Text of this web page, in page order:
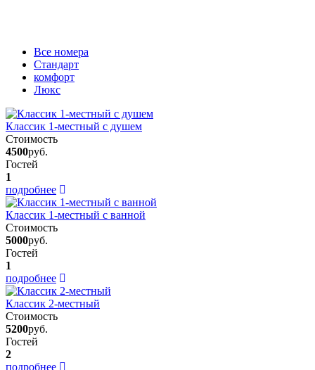
Вcе номера
Стандарт
комфорт
Люкс
Классик 1-местный с душем
Стоимость
4500руб.
Гостей
1
подробнее
Классик 1-местный с ванной
Стоимость
5000руб.
Гостей
1
подробнее
Классик 2-местный
Стоимость
5200руб.
Гостей
2
подробнее